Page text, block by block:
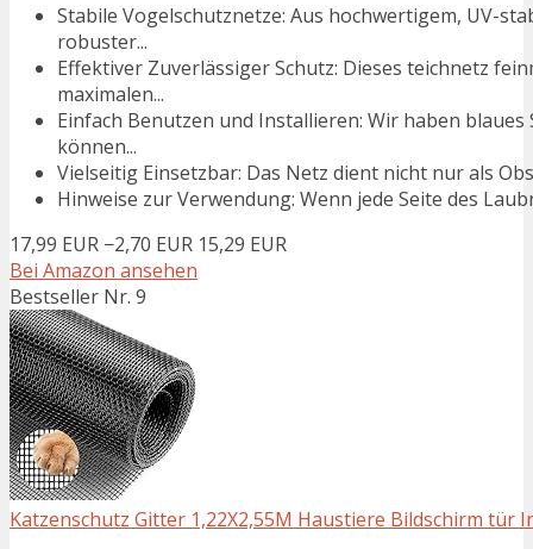
Stabile Vogelschutznetze: Aus hochwertigem, UV-
robuster...
Effektiver Zuverlässiger Schutz: Dieses teichnetz
maximalen...
Einfach Benutzen und Installieren: Wir haben blaues
können...
Vielseitig Einsetzbar: Das Netz dient nicht nur als
Hinweise zur Verwendung: Wenn jede Seite des
17,99 EUR −2,70 EUR 15,29 EUR
Bei Amazon ansehen
Bestseller Nr. 9
Katzenschutz Gitter 1,22X2,55M Haustiere Bildschirm tür